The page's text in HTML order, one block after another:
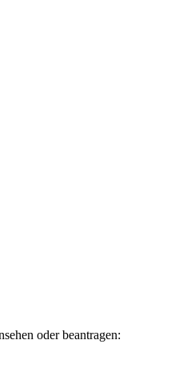
oder beantragen: